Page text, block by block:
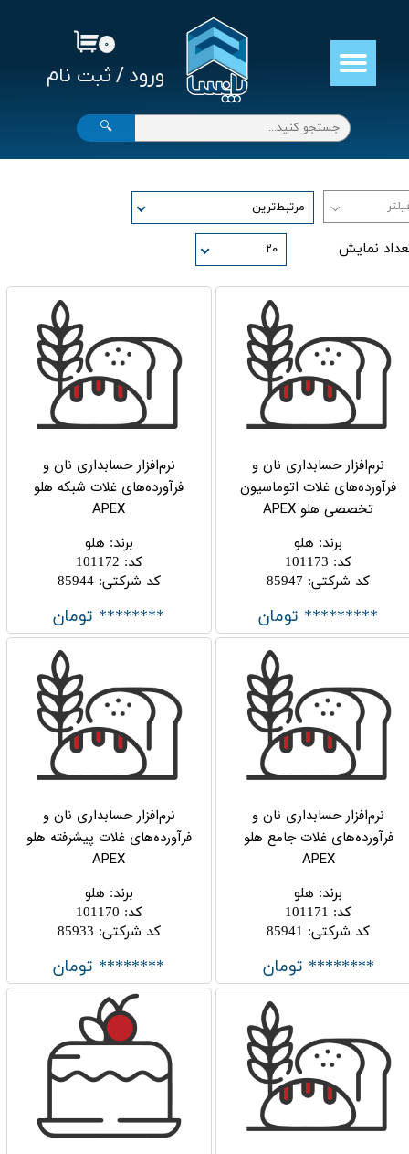
ورود / ثبت نام
حساب کاربری من
تغییر گذر واژه
سفارشات
خروج از حساب کاربری
۰
🔍
مرتبط‌ترین
نمایش ۲۰
نرم‌افزار حسابداری نان و
فرآورده‌های غلات اتوماسیون
تخصصی هلو APEX
برند: هلو
کد:
101173
کد شرکتی:
85947
********* تومان
نرم‌افزار حسابداری نان و
فرآورده‌های غلات شبکه هلو
APEX
برند: هلو
کد:
101172
کد شرکتی:
85944
******** تومان
نرم‌افزار حسابداری نان و
فرآورده‌های غلات جامع هلو
APEX
برند: هلو
کد:
101171
کد شرکتی:
85941
******** تومان
نرم‌افزار حسابداری نان و
فرآورده‌های غلات پیشرفته هلو
APEX
برند: هلو
کد:
101170
کد شرکتی:
85933
******** تومان